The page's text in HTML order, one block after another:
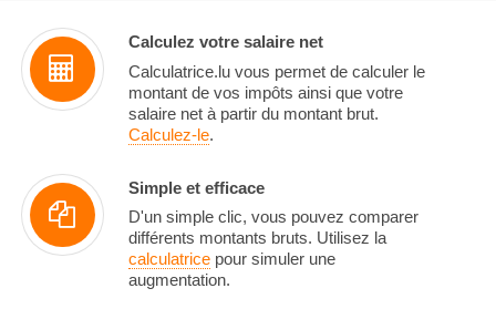
Calculez votre salaire net
Calculatrice.lu vous permet de calculer le
montant de vos impôts ainsi que votre
salaire net à partir du montant brut.
Calculez-le.
Simple et efficace
D'un simple clic, vous pouvez comparer
différents montants bruts. Utilisez la
calculatricepour simuler une
augmentation.